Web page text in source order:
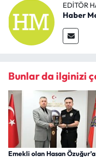
EDITÖR
Haber
Bunlar da ilginizi
Emekli olan Hasan Özuğur’a